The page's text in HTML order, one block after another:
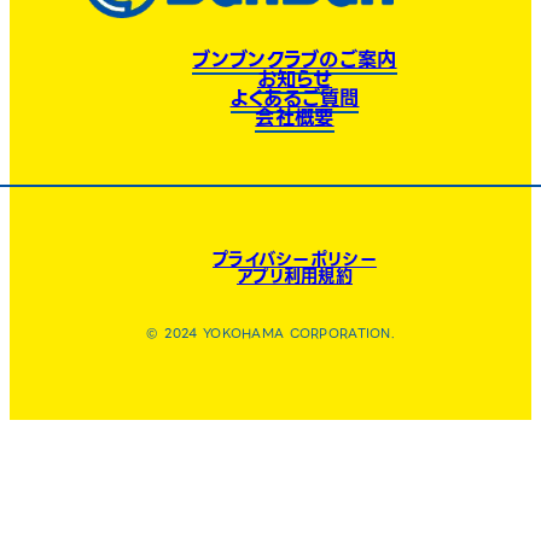
ブンブンクラブのご案内
お知らせ
よくあるご質問
会社概要
プライバシーポリシー
アプリ利用規約
© 2024 YOKOHAMA CORPORATION.